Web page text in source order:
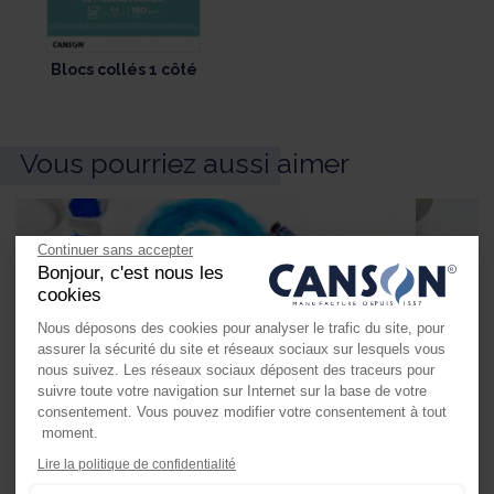
Blocs collés 1 côté
Vous pourriez aussi aimer
Continuer sans accepter
Bonjour, c'est nous les
cookies
Nous déposons des cookies pour analyser le trafic du site, pour
assurer la sécurité du site et réseaux sociaux sur lesquels vous
nous suivez. Les réseaux sociaux déposent des traceurs pour
suivre toute votre navigation sur Internet sur la base de votre
consentement. Vous pouvez modifier votre consentement à tout
moment.
Lire la politique de confidentialitéAxeptio consent